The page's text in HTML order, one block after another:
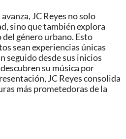
JC Reyes no solo
sino que también explora
género urbano. Esto
sean experiencias únicas
seguido desde sus inicios
su música por
JC Reyes consolida
más prometedoras de la